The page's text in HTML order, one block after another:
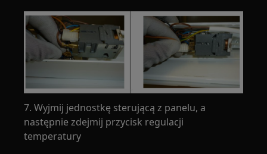
7. Wyjmij jednostkę sterującą z panelu, a
następnie zdejmij przycisk regulacji
temperatury